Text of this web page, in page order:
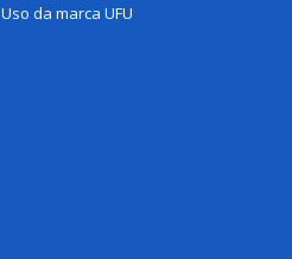
Uso da marca UFU